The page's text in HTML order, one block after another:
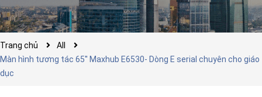
Trang chủ
All
Màn hình tương tác 65'' Maxhub E6530- Dòng E serial chuyên cho giáo
dục